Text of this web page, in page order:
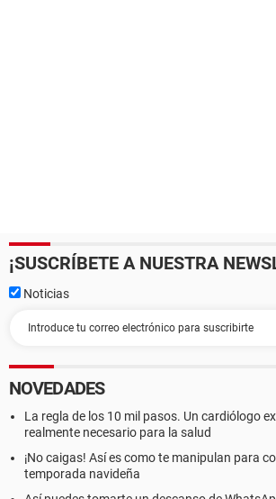
¡SUSCRÍBETE A NUESTRA
Noticias
NOVEDADES
La regla de los 10 mil pasos. Un cardiólogo
realmente necesario para la salud
¡No caigas! Así es como te manipulan para
temporada navideña